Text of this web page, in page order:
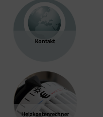
Kontakt
Heizkosten­rechner